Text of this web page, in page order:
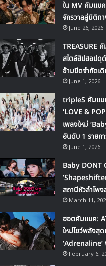
ใน MV คัมแบค
จักรวาลสู่มิติท
June 26, 2026
TREASURE
สไตล์ฮิปฮอปดุ
ข้ามขีดจำกัดเ
June 1, 2026
tripleS คัมแบ
‘LOVE &
เพลงใหม่
อันดับ 1 รายก
June 1, 2026
Baby DONT
สถานีหัวลำโพ
March 11,
ฮอตคัมแบค:
ใหม่โชว์พลังสุ
February 6,